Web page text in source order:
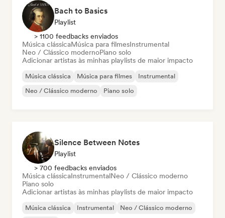
Bach to Basics
Playlist
> 1100 feedbacks enviados
Música clássicaMúsica para filmesInstrumental
Neo / Clássico modernoPiano solo
Adicionar artistas às minhas playlists de maior impacto
Música clássica Música para filmes
Instrumental
Neo / Clássico moderno
Piano solo
Silence Between Notes
Playlist
> 700 feedbacks enviados
Música clássicaInstrumentalNeo / Clássico moderno
Piano solo
Adicionar artistas às minhas playlists de maior impacto
Música clássica Instrumental
Neo / Clássico moderno